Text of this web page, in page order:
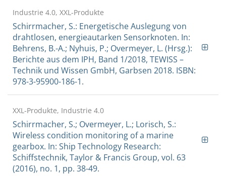
Industrie 4.0, XXL-Produkte
Schirrmacher, S.: Energetische Auslegung von
drahtlosen, energieautarken Sensorknoten. In:
Behrens, B.-A.; Nyhuis, P.; Overmeyer, L. (Hrsg.):
Berichte aus dem IPH, Band 1/2018, TEWISS –
Technik und Wissen GmbH, Garbsen 2018. ISBN:
978-3-95900-186-1.
XXL-Produkte, Industrie 4.0
Schirrmacher, S.; Overmeyer, L.; Lorisch, S.:
Wireless condition monitoring of a marine
gearbox. In: Ship Technology Research:
Schiffstechnik, Taylor & Francis Group, vol. 63
(2016), no. 1, pp. 38-49.